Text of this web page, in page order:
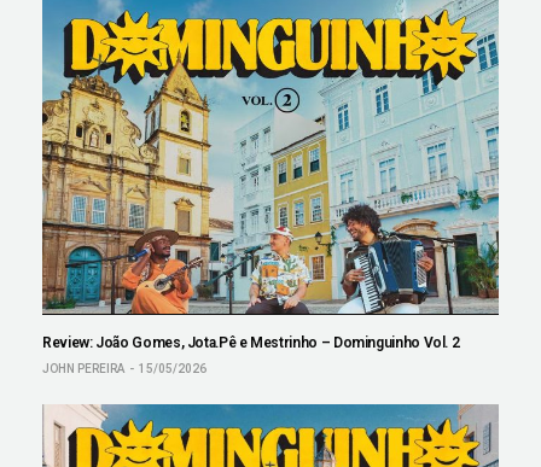
Review: João Gomes, Jota.Pê e Mestrinho – Dominguinho Vol. 2
JOHN PEREIRA 15/05/2026